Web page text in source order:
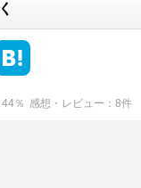
44％ 感想・レビュー 8件